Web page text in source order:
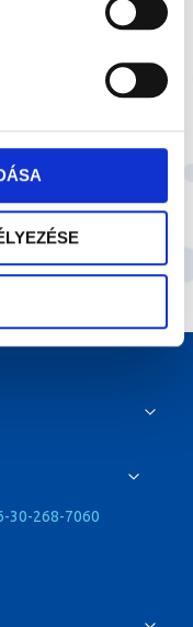
30-268-7060